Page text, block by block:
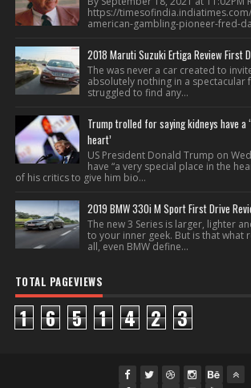
https://
american-gambling-pioneer-fred-
2018 Maruti Suzuki Ertiga Review First
The was never a car created to
absolutely nothing in a spectacular
struggled to find any...
Trump trolled for saying kidneys have a
heart’
US President Donald Trump on
have “a very special place in the
of his critics to give him bio...
2019 BMW 330i M Sport First Drive
The new 3 Series is larger, lighter
to your inner geek. But is that what
all, even BMW define...
TOTAL PAGEVIEWS
1 6 5 1 4 2 3